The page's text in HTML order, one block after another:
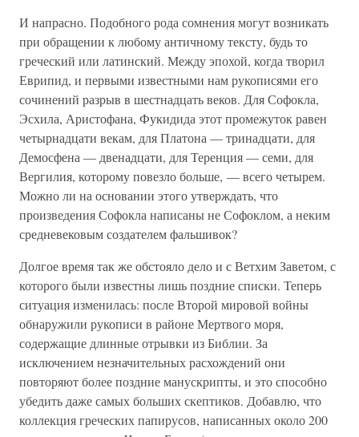
И напрасно. Подобного рода сомнения могут возникать
при обращении к любому античному тексту, будь то
греческий или латинский. Между эпохой, когда творил
Еврипид, и первыми известными нам рукописями его
сочинений разрыв в шестнадцать веков. Для Софокла,
Эсхила, Аристофана, Фукидида этот промежуток равен
четырнадцати векам, для Платона — тринадцати, для
Демосфена — двенадцати, для Теренция — семи, для
Вергилия, которому повезло больше, — всего четырем.
Можно ли на основании этого утверждать, что
произведения Софокла написаны не Софоклом, а неким
средневековым создателем фальшивок?
Долгое время так же обстояло дело и с Ветхим Заветом, с
которого были известны лишь поздние списки. Теперь
ситуация изменилась: после Второй мировой войны
обнаружили рукописи в районе Мертвого моря,
содержащие длинные отрывки из Библии. За
исключением незначительных расхождений они
повторяют более поздние манускрипты, и это способно
убедить даже самых больших скептиков. Добавлю, что
коллекция греческих папирусов, написанных около 200